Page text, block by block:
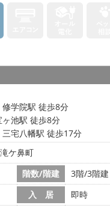
学院駅 徒歩8分
池駅 徒歩8分
宅八幡駅 徒歩17分
ケ鼻町
階数/階建 3階/3階建
入 居 即時